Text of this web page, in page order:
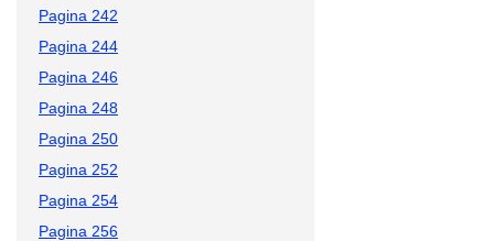
Pagina 242
Pagina 244
Pagina 246
Pagina 248
Pagina 250
Pagina 252
Pagina 254
Pagina 256